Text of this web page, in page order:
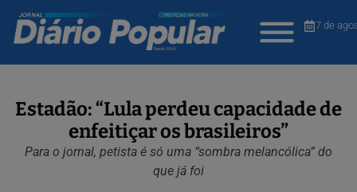
7 de
Estadão: “Lula perdeu capacidade de
enfeitiçar os brasileiros”
Para o jornal, petista é só uma “sombra melancólica” do
que já foi